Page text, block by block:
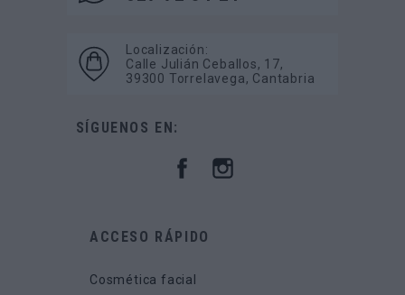
Localización:
Calle Julián Ceballos, 17,
39300 Torrelavega, Cantabria
SÍGUENOS EN:
ACCESO RÁPIDO
Cosmética facial